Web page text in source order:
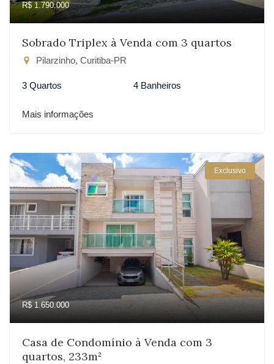
R$ 1.790.000
Sobrado Triplex à Venda com 3 quartos
Pilarzinho, Curitiba-PR
3 Quartos 4 Banheiros
Mais informações
Exclusivo
R$ 1.650.000
Casa de Condomínio à Venda com 3
quartos, 233m²